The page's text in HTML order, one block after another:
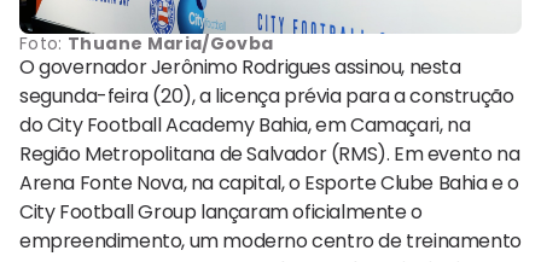
Foto: Thuane Maria/Govba
O governador Jerônimo Rodrigues assinou, nesta
segunda-feira (20), a licença prévia para a construção
do City Football Academy Bahia, em Camaçari, na
Região Metropolitana de Salvador (RMS). Em evento na
Arena Fonte Nova, na capital, o Esporte Clube Bahia e o
City Football Group lançaram oficialmente o
empreendimento, um moderno centro de treinamento